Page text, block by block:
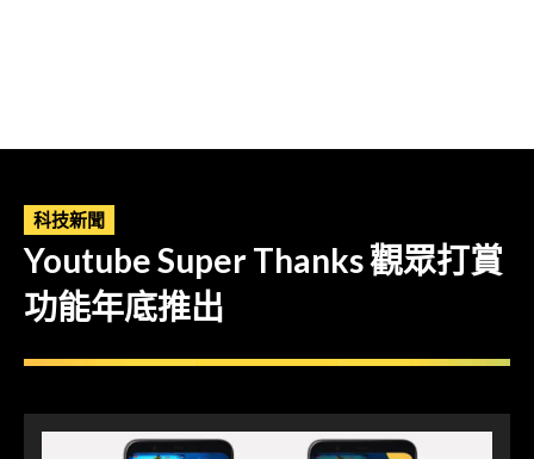
科技新聞
Youtube Super Thanks 觀眾打賞
功能年底推出